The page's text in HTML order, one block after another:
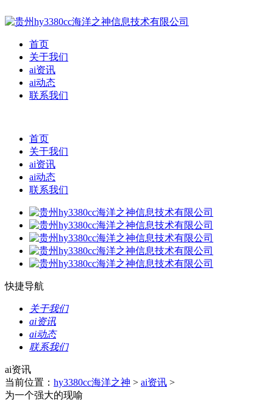
首页
关于我们
ai资讯
ai动态
联系我们
首页
关于我们
ai资讯
ai动态
联系我们
快捷导航
关于我们
ai资讯
ai动态
联系我们
ai资讯
当前位置： hy3380cc海洋之神 > ai资讯 >
为一个强大的现喻